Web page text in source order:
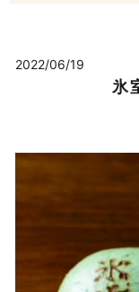
2022/06/19
氷